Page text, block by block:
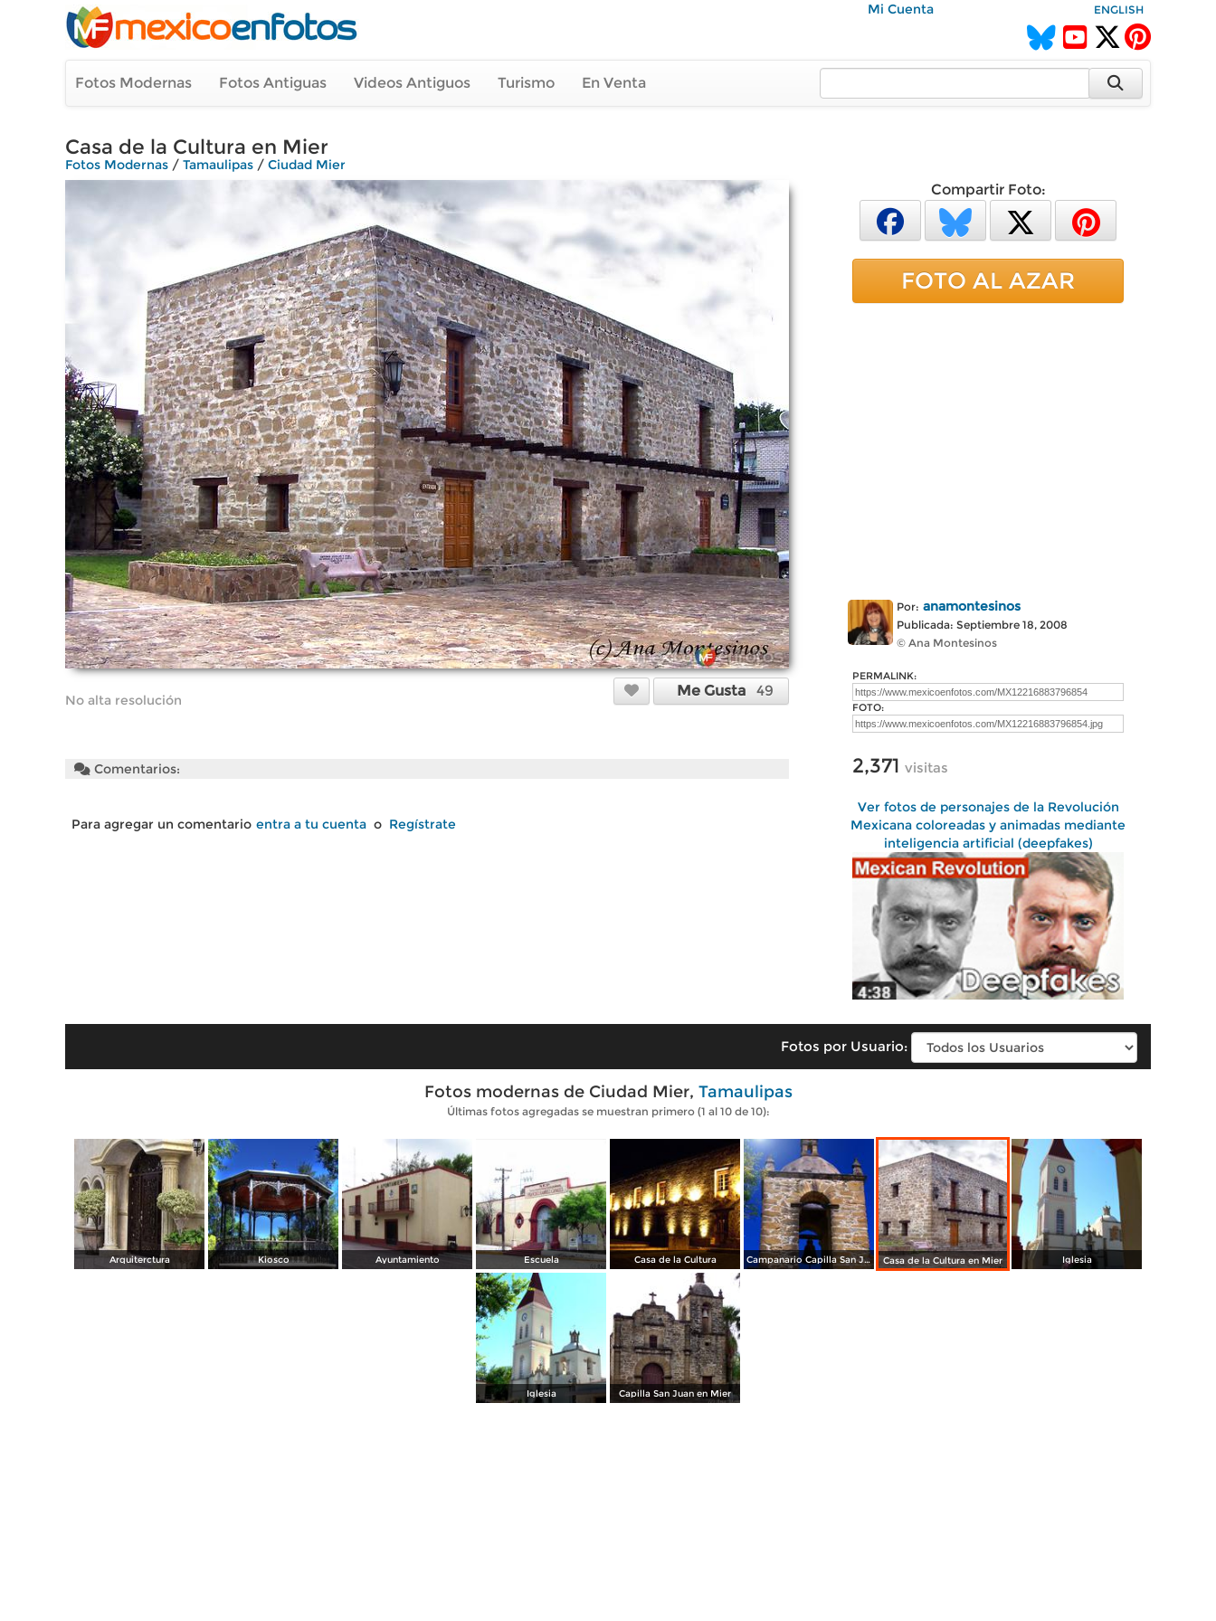
Mi Cuenta ENGLISH
Fotos Modernas Fotos Antiguas Videos Antiguos Turismo En Venta
Casa de la Cultura en Mier
Fotos Modernas / Tamaulipas / Ciudad Mier
No alta resolución
Me Gusta 49
Comentarios:
Para agregar un comentario entra a tu cuenta o Regístrate
Compartir Foto:
FOTO AL AZAR
Por: anamontesinos
Publicada: Septiembre 18, 2008
© Ana Montesinos
PERMALINK:
FOTO:
2,371 visitas
Ver fotos de personajes de la Revolución
Mexicana coloreadas y animadas mediante
inteligencia artificial (deepfakes)
Fotos por Usuario:
Fotos modernas de Ciudad Mier, Tamaulipas
Últimas fotos agregadas se muestran primero (1 al 10 de 10):
Arquiterctura Kiosco Ayuntamiento Escuela Casa de la Cultura Campanario Capilla San Juan Casa de la Cultura en Mier Iglesia
Iglesia Capilla San Juan en Mier